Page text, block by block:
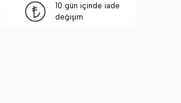
10 gün içinde iade
değişim